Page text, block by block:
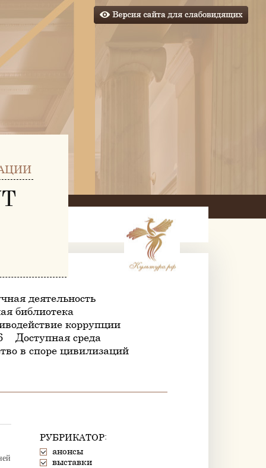
деятельность
библиотека
коррупции
Доступная среда
в споре цивилизаций
РУБРИКАТОР:
анонсы
выставки